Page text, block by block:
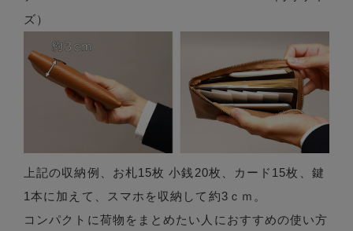
ズ）
上記の収納例、お札15枚 小銭20枚、カード15枚、鍵
1本に加えて、スマホを収納して約3ｃｍ。
コンパクトに荷物をまとめたい人におすすめの使い方